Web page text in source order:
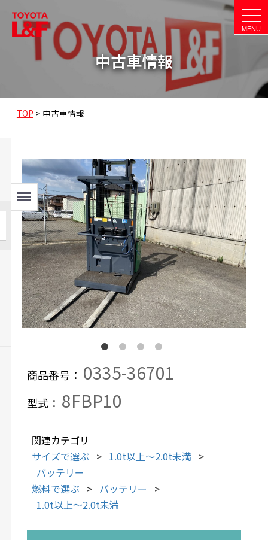
t
o
g
中古車情報
TOP > 中古車情報
Menu
商品番号： 0335-36701
型式： 8FBP10
関連カテゴリ
サイズで選ぶ
1.0t以上～2.0t未満
バッテリー
燃料で選ぶ
バッテリー
1.0t以上～2.0t未満